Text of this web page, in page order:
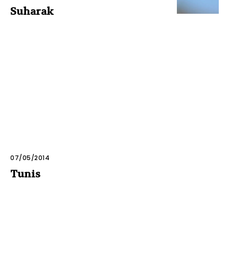
Suharak
07/05/2014
Tunis